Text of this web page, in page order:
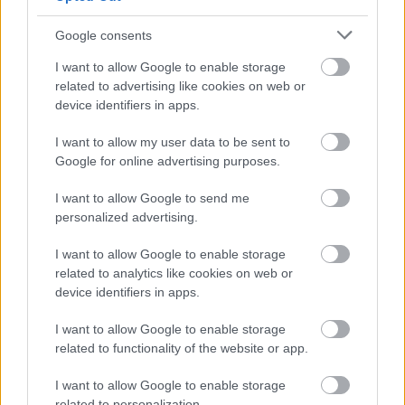
Google consents
I want to allow Google to enable storage
related to advertising like cookies on web or
device identifiers in apps.
I want to allow my user data to be sent to
Google for online advertising purposes.
I want to allow Google to send me
personalized advertising.
I want to allow Google to enable storage
related to analytics like cookies on web or
device identifiers in apps.
I want to allow Google to enable storage
related to functionality of the website or app.
I want to allow Google to enable storage
Ψιλή Άμμος, Πάτμος